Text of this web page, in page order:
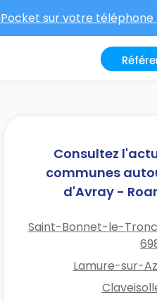
sur votre téléphone
Consultez
communes
d'Avray -
Saint-Bonnet-le-
Lamure-sur-